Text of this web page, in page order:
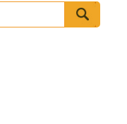
Pesquisar
por: